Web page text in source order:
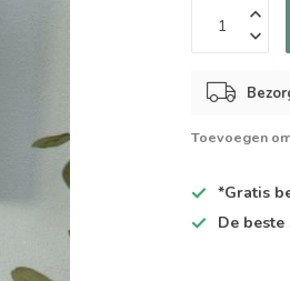
Toevoegen
*Gratis
De beste